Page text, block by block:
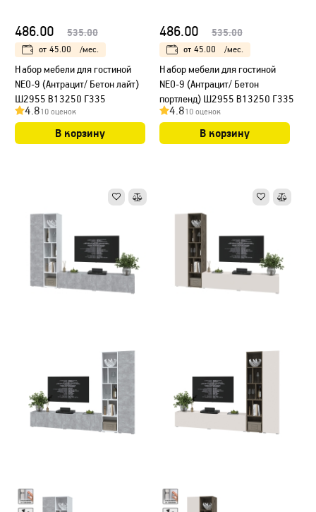
486.00 535.00
от 45.00 /мес.
Набор мебели для гостиной
NEO-9 (Антрацит/ Бетон лайт)
Ш2955 В13250 Г335
4.810 оценок
В корзину
486.00 535.00
от 45.00 /мес.
Набор мебели для гостиной
NEO-9 (Антрацит/ Бетон
портленд) Ш2955 В13250 Г335
4.810 оценок
В корзину